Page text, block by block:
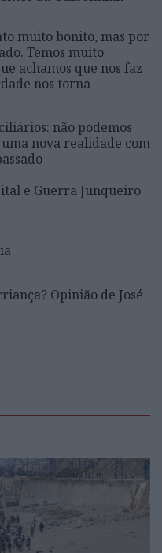
muito bonito, mas por
Temos muito
achamos que nos faz
nos torna
não podemos
nova realidade com
e Guerra Junqueiro
Opinião de José